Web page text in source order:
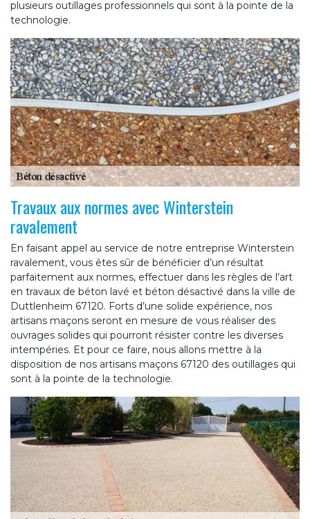
plusieurs outillages professionnels qui sont à la pointe de la
technologie.
Travaux aux normes avec Winterstein
ravalement
En faisant appel au service de notre entreprise Winterstein
ravalement, vous êtes sûr de bénéficier d’un résultat
parfaitement aux normes, effectuer dans les règles de l’art
en travaux de béton lavé et béton désactivé dans la ville de
Duttlenheim 67120. Forts d’une solide expérience, nos
artisans maçons seront en mesure de vous réaliser des
ouvrages solides qui pourront résister contre les diverses
intempéries. Et pour ce faire, nous allons mettre à la
disposition de nos artisans maçons 67120 des outillages qui
sont à la pointe de la technologie.